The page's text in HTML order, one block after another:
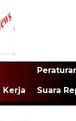
Kerja Suara